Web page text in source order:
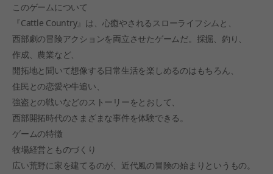
このゲームについて
『Cattle Country』は、心癒やされるスローライフシムと、
西部劇の冒険アクションを両立させたゲームだ。採掘、釣り、
作成、農業など、
開拓地と聞いて想像する日常生活を楽しめるのはもちろん、
住民との恋愛や牛追い、
強盗との戦いなどのストーリーをとおして、
西部開拓時代のさまざまな事件を体験できる。
ゲームの特徴
牧場経営とものづくり
広い荒野に家を建てるのが、近代風の冒険の始まりというもの。